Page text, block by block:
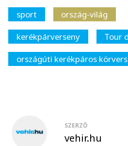
sport
ország-világ
kerékpárverseny
Tour
országúti kerékpáros
SZERZŐ
vehir.hu